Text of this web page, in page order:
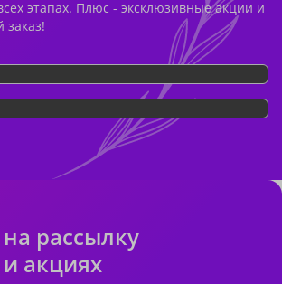
этапах. Плюс - эксклюзивные акции и
заказ!
рассылку
акциях